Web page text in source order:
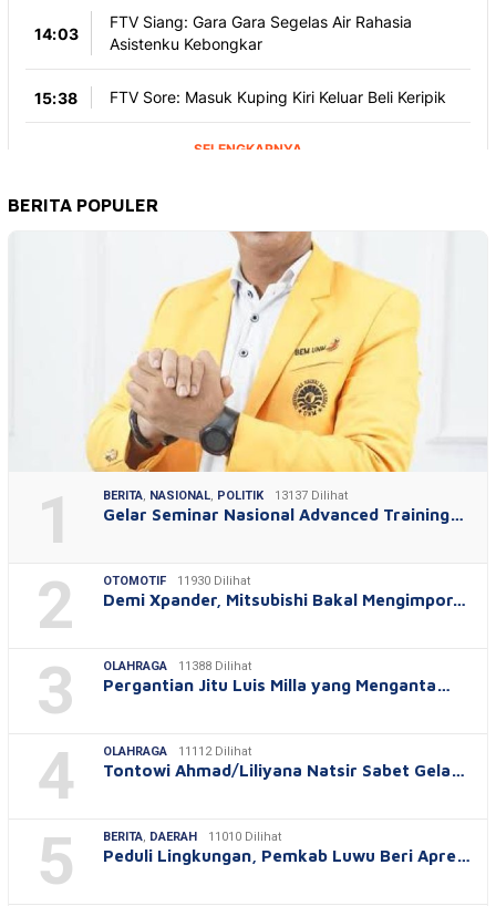
BERITA POPULER
1 BERITA, NASIONAL, POLITIK 13137 Dilihat
Gelar Seminar Nasional Advanced Training…
2 OTOMOTIF 11930 Dilihat
Demi Xpander, Mitsubishi Bakal Mengimpor…
3 OLAHRAGA 11388 Dilihat
Pergantian Jitu Luis Milla yang Menganta…
4 OLAHRAGA 11112 Dilihat
Tontowi Ahmad/Liliyana Natsir Sabet Gela…
5 BERITA, DAERAH 11010 Dilihat
Peduli Lingkungan, Pemkab Luwu Beri Apre…